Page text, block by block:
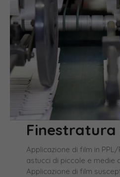
Finestratura
Applicazione di film in
astucci di piccole e medie
Applicazione di film